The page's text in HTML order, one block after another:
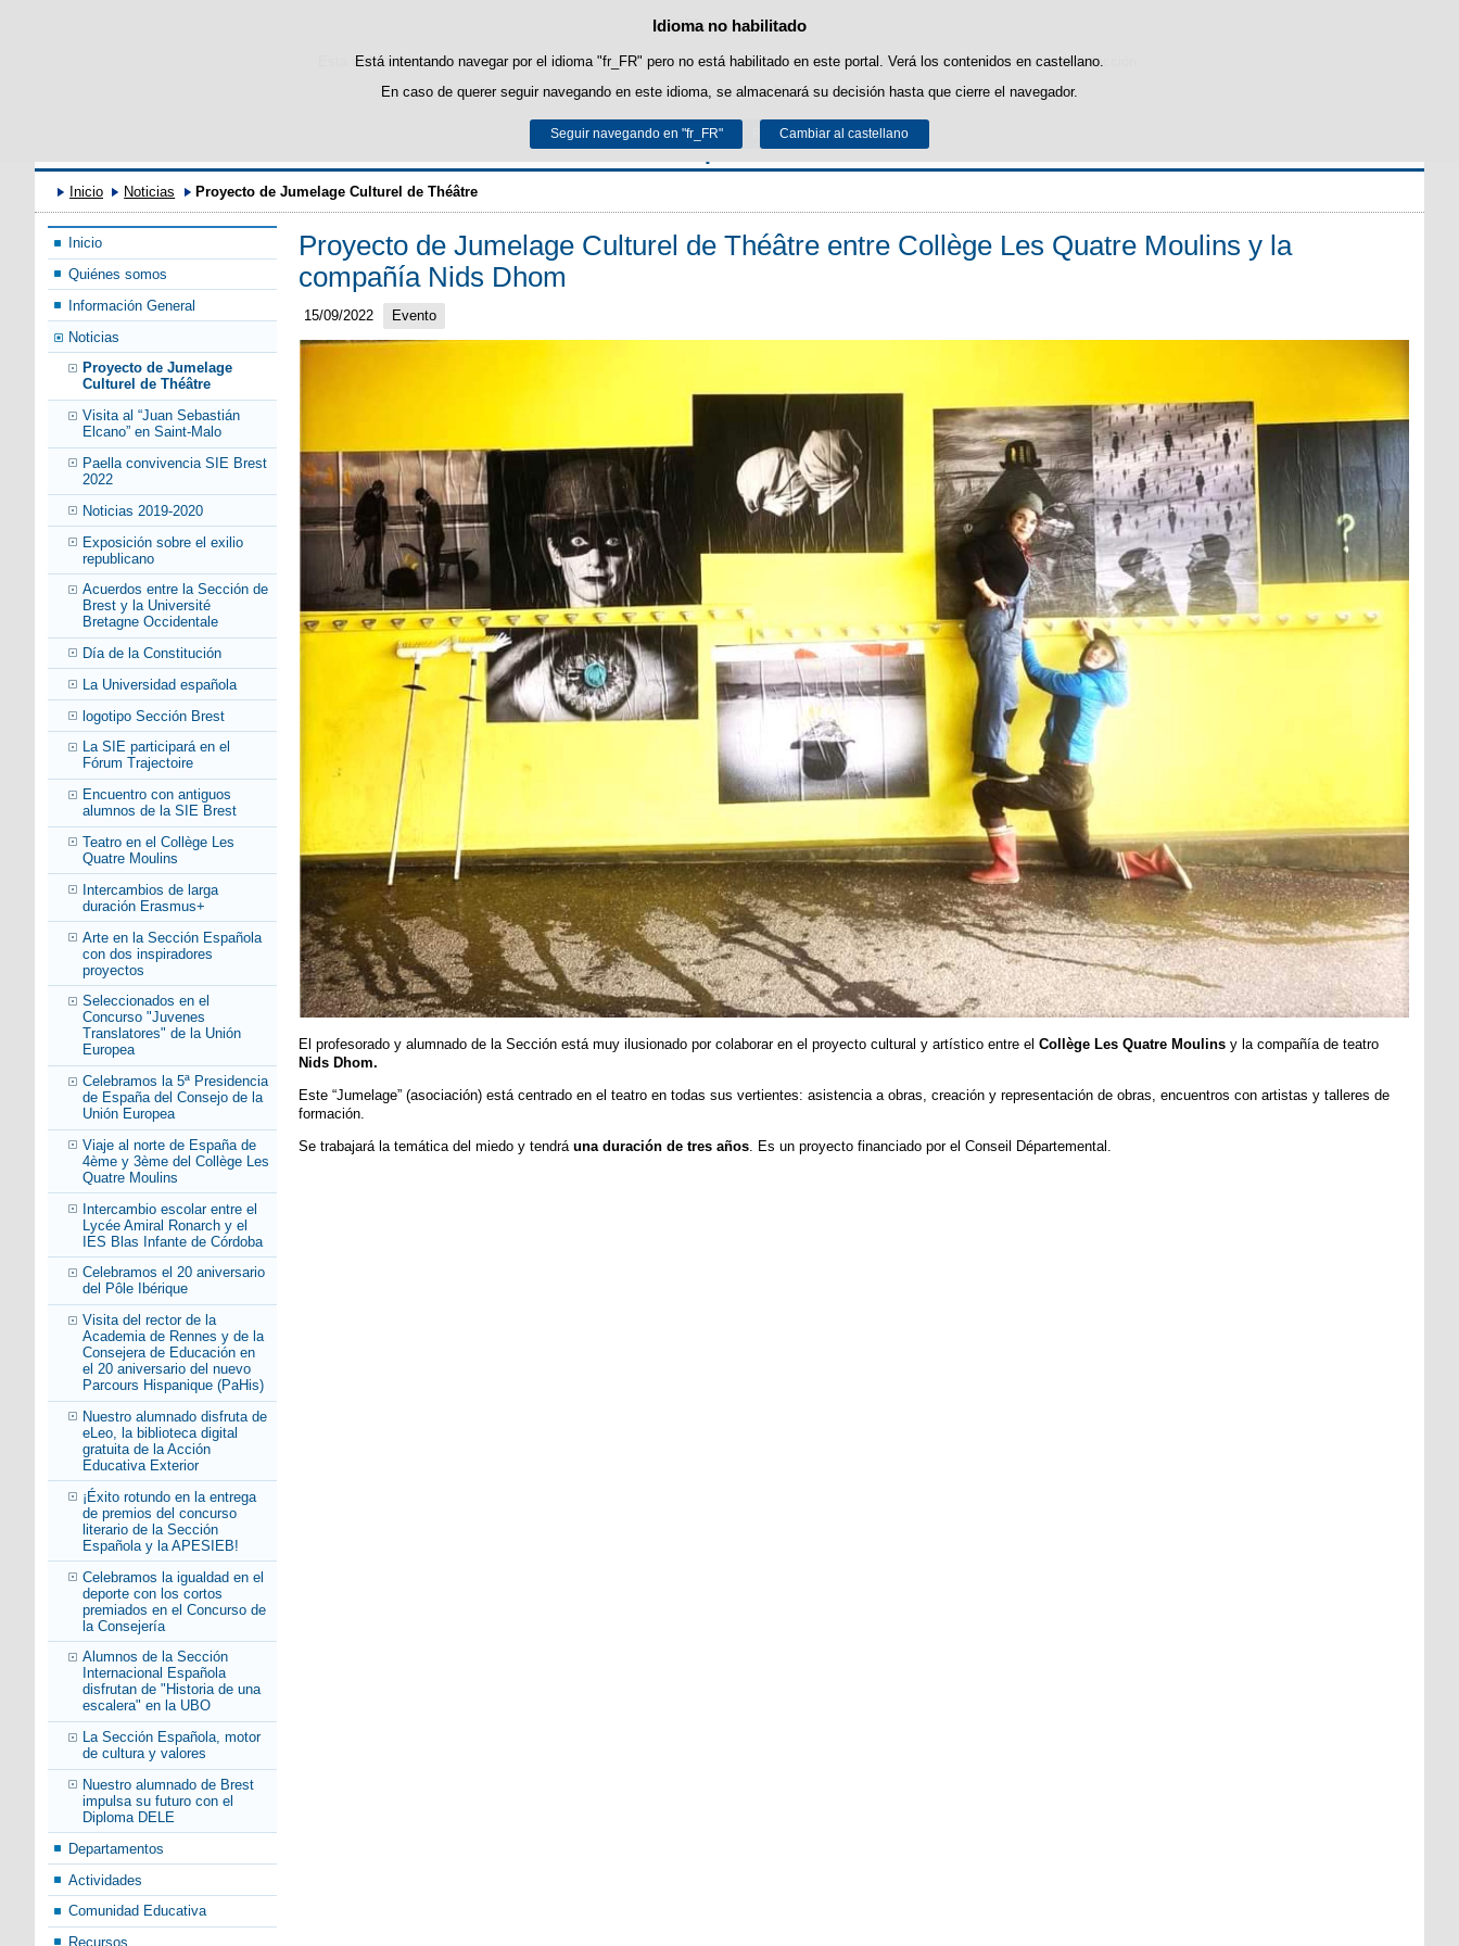
Política de cookies
Esta web utiliza cookies propias para facilitar la navegación y cookies de terceros para obtener estadísticas de uso y satisfacción.
Puede obtener más información en el apartado "Cookies" de nuestroaviso legal.
Aceptar Rechazar
Idioma no habilitado
Está intentando navegar por el idioma "fr_FR" pero no está habilitado en este portal. Verá los contenidos en castellano.
En caso de querer seguir navegando en este idioma, se almacenará su decisión hasta que cierre el navegador.
Seguir navegando en "fr_FR" Cambiar al castellano
Saltar al contenido
Sección Española en Brest
Inicio Noticias Proyecto de Jumelage Culturel de Théâtre
Inicio
Quiénes somos
Información General
Noticias
Proyecto de Jumelage
Culturel de Théâtre
Visita al “Juan Sebastián
Elcano” en Saint-Malo
Paella convivencia SIE Brest
2022
Noticias 2019-2020
Exposición sobre el exilio
republicano
Acuerdos entre la Sección de
Brest y la Université
Bretagne Occidentale
Día de la Constitución
La Universidad española
logotipo Sección Brest
La SIE participará en el
Fórum Trajectoire
Encuentro con antiguos
alumnos de la SIE Brest
Teatro en el Collège Les
Quatre Moulins
Intercambios de larga
duración Erasmus+
Arte en la Sección Española
con dos inspiradores
proyectos
Seleccionados en el
Concurso "Juvenes
Translatores" de la Unión
Europea
Celebramos la 5ª Presidencia
de España del Consejo de la
Unión Europea
Viaje al norte de España de
4ème y 3ème del Collège Les
Quatre Moulins
Intercambio escolar entre el
Lycée Amiral Ronarch y el
IES Blas Infante de Córdoba
Celebramos el 20 aniversario
del Pôle Ibérique
Visita del rector de la
Academia de Rennes y de la
Consejera de Educación en
el 20 aniversario del nuevo
Parcours Hispanique (PaHis)
Nuestro alumnado disfruta de
eLeo, la biblioteca digital
gratuita de la Acción
Educativa Exterior
¡Éxito rotundo en la entrega
de premios del concurso
literario de la Sección
Española y la APESIEB!
Celebramos la igualdad en el
deporte con los cortos
premiados en el Concurso de
la Consejería
Alumnos de la Sección
Internacional Española
disfrutan de "Historia de una
escalera" en la UBO
La Sección Española, motor
de cultura y valores
Nuestro alumnado de Brest
impulsa su futuro con el
Diploma DELE
Departamentos
Actividades
Comunidad Educativa
Recursos
Proyecto de Jumelage Culturel de Théâtre entre Collège Les Quatre Moulins y la
compañía Nids Dhom
15/09/2022 Evento
El profesorado y alumnado de la Sección está muy ilusionado por colaborar en el proyecto cultural y artístico entre el Collège Les Quatre Moulins y la compañía de teatro
Nids Dhom.
Este “Jumelage” (asociación) está centrado en el teatro en todas sus vertientes: asistencia a obras, creación y representación de obras, encuentros con artistas y talleres de
formación.
Se trabajará la temática del miedo y tendrá una duración de tres años . Es un proyecto financiado por el Conseil Départemental.